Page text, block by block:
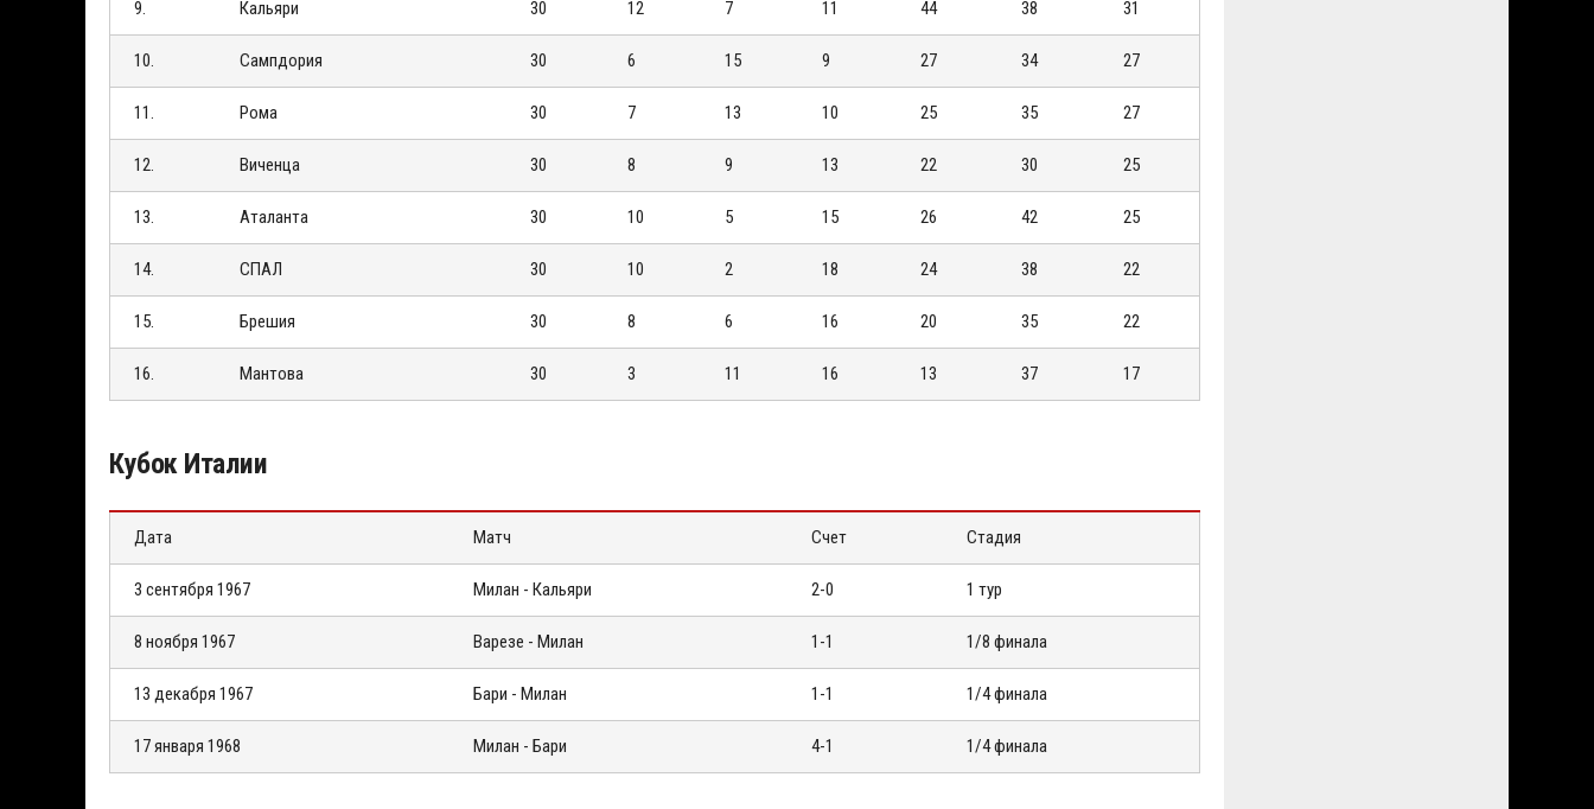
9. Кальяри 30 12 7 11 44 38 31
10. Сампдория 30 6 15 9 27 34 27
11. Рома 30 7 13 10 25 35 27
12. Виченца 30 8 9 13 22 30 25
13. Аталанта 30 10 5 15 26 42 25
14. СПАЛ 30 10 2 18 24 38 22
15. Брешия 30 8 6 16 20 35 22
16. Мантова 30 3 11 16 13 37 17
Кубок Италии
Дата Матч Счет Стадия
3 сентября 1967 Милан - Кальяри 2-0 1 тур
8 ноября 1967 Варезе - Милан 1-1 1/8 финала
13 декабря 1967 Бари - Милан 1-1 1/4 финала
17 января 1968 Милан - Бари 4-1 1/4 финала